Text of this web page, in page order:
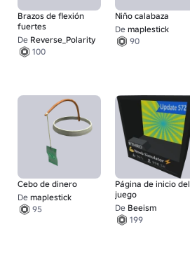
Brazos de flexión
fuertes
De Reverse_Polarity
100
Niño calabaza
De maplestick
90
Cebo de dinero
De maplestick
95
Página de inicio del
juego
De Beeism
199